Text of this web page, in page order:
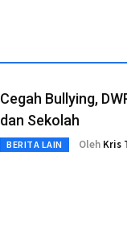
Cegah Bullying,
dan Sekolah
BERITA LAIN Oleh Kris